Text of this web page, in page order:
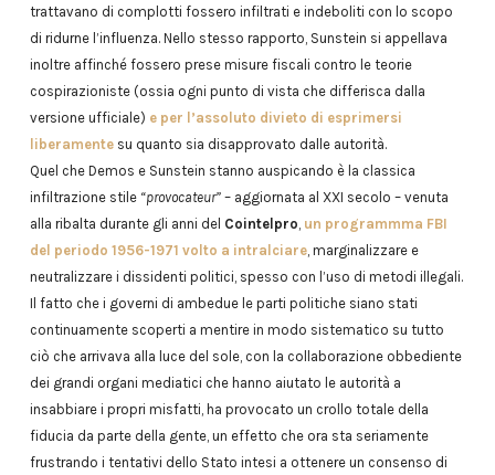
trattavano di complotti fossero infiltrati e indeboliti con lo scopo
di ridurne l’influenza. Nello stesso rapporto, Sunstein si appellava
inoltre affinché fossero prese misure fiscali contro le teorie
cospirazioniste (ossia ogni punto di vista che differisca dalla
versione ufficiale) e per l’assoluto divieto di esprimersi
liberamentesu quanto sia disapprovato dalle autorità.
Quel che Demos e Sunstein stanno auspicando è la classica
infiltrazione stile “provocateur”– aggiornata al XXI secolo – venuta
alla ribalta durante gli anni del Cointelpro, un programmma FBI
del periodo 1956-1971 volto a intralciare, marginalizzare e
neutralizzare i dissidenti politici, spesso con l’uso di metodi illegali.
Il fatto che i governi di ambedue le parti politiche siano stati
continuamente scoperti a mentire in modo sistematico su tutto
ciò che arrivava alla luce del sole, con la collaborazione obbediente
dei grandi organi mediatici che hanno aiutato le autorità a
insabbiare i propri misfatti, ha provocato un crollo totale della
fiducia da parte della gente, un effetto che ora sta seriamente
frustrando i tentativi dello Stato intesi a ottenere un consenso di